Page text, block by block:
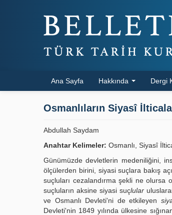
Ana Sayfa Hakkında Dergi
Osmanlıların Siyasî
Abdullah Saydam
Anahtar Kelimeler: Osmanlı, Siyasî
Günümüzde devletlerin medeniliğini,
ölçülerden birini, siyasi suçlara bakış
suçluları cezalandırma şekli ne
suçluların aksine siyasi suçlular
ve Osmanlı Devleti'ni de etkileyen
Devleti'nin 1849 yılında ülkesine